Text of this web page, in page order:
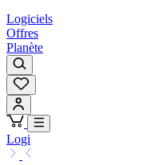
Logiciels
Offres
Planète
Logi